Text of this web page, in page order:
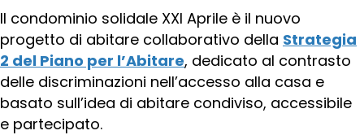
Il condominio solidale XXI Aprile è il nuovo
progetto di abitare collaborativo della Strategia
2 del Piano per l’Abitare, dedicato al contrasto
delle discriminazioni nell’accesso alla casa e
basato sull’idea di abitare condiviso, accessibile
e partecipato.